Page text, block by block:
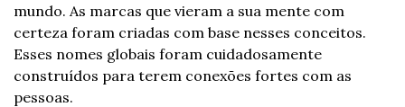
mundo. As marcas que vieram a sua mente com
certeza foram criadas com base nesses conceitos.
Esses nomes globais foram cuidadosamente
construídos para terem conexões fortes com as
pessoas.